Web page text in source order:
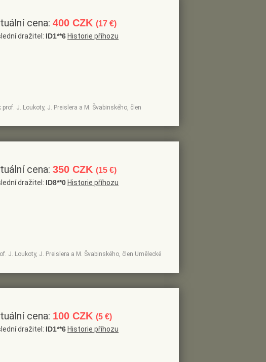
J. Loukoty, J. Preislera a M. Švabinského, člen
cena: 400 CZK (17 €)
dražitel: ID1**6 Historie příhozu
J. Loukoty, J. Preislera a M. Švabinského, člen Umělecké
cena: 350 CZK (15 €)
dražitel: ID8**0 Historie příhozu
cena: 100 CZK (5 €)
dražitel: ID1**6 Historie příhozu